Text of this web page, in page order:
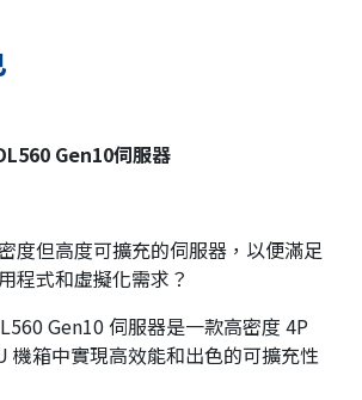
Gen10伺服器
度但高度可擴充的伺服器，以便滿足
程式和虛擬化需求？
Gen10伺服器是一款高密度 4P
機箱中實現高效能和出色的可擴充性